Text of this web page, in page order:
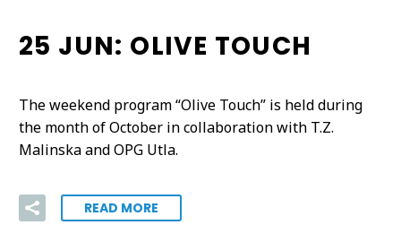
25 JUN: OLIVE TOUCH
The weekend program “Olive Touch” is held during
the month of October in collaboration with T.Z.
Malinska and OPG Utla.
READ MORE